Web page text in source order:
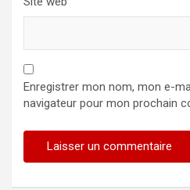
Enregistrer mon nom, mon e-
navigateur pour mon prochain